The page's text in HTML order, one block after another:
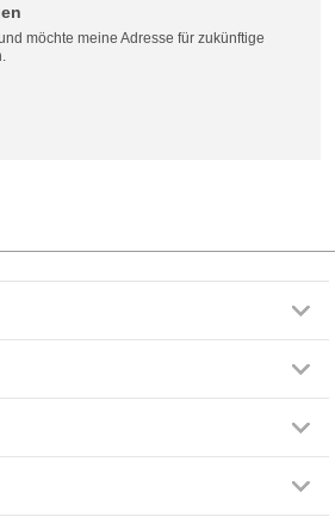
möchte meine Adresse für zukünftige